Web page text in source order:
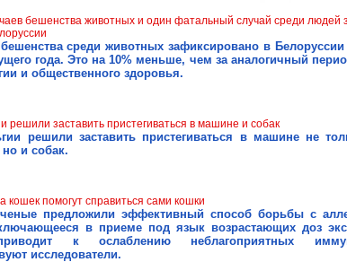
бешенства животных и один фатальный случай среди людей
бешенства среди животных зафиксировано в
года. Это на 10% меньше, чем за аналогичный
и общественного здоровья.
решили заставить пристегиваться в машине и собак
решили заставить пристегиваться в машине не
и собак.
кошек помогут справиться сами кошки
предложили эффективный способ борьбы с
в приеме под язык возрастающих доз
к ослаблению неблагоприятных
исследователи.